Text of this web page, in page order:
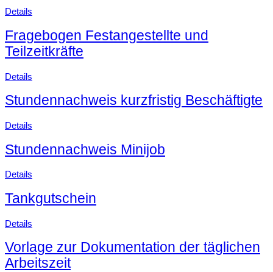
Details
Fragebogen Festangestellte und
Teilzeitkräfte
Details
Stundennachweis kurzfristig Beschäftigte
Details
Stundennachweis Minijob
Details
Tankgutschein
Details
Vorlage zur Dokumentation der täglichen
Arbeitszeit